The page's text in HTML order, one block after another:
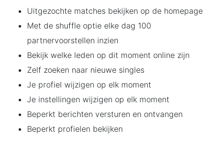
Uitgezochte matches bekijken op de homepage
Met de shuffle optie elke dag 100
partnervoorstellen inzien
Bekijk welke leden op dit moment online zijn
Zelf zoeken naar nieuwe singles
Je profiel wijzigen op elk moment
Je instellingen wijzigen op elk moment
Beperkt berichten versturen en ontvangen
Beperkt profielen bekijken